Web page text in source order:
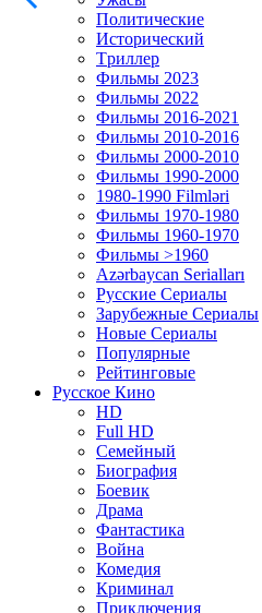
Политические
Исторический
Tриллер
Фильмы 2023
Фильмы 2022
Фильмы 2016-2021
Фильмы 2010-2016
Фильмы 2000-2010
Фильмы 1990-2000
1980-1990 Filmləri
Фильмы 1970-1980
Фильмы 1960-1970
Фильмы >1960
Azərbaycan Serialları
Русские Сериалы
Зарубежные Сериалы
Новые Сериалы
Популярные
Рейтинговые
Русское Кино
HD
Full HD
Семейный
Биография
Боевик
Драма
Фантастика
Война
Комедия
Криминал
Приключения